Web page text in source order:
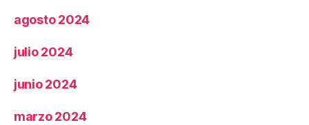
agosto 2024
julio 2024
junio 2024
marzo 2024